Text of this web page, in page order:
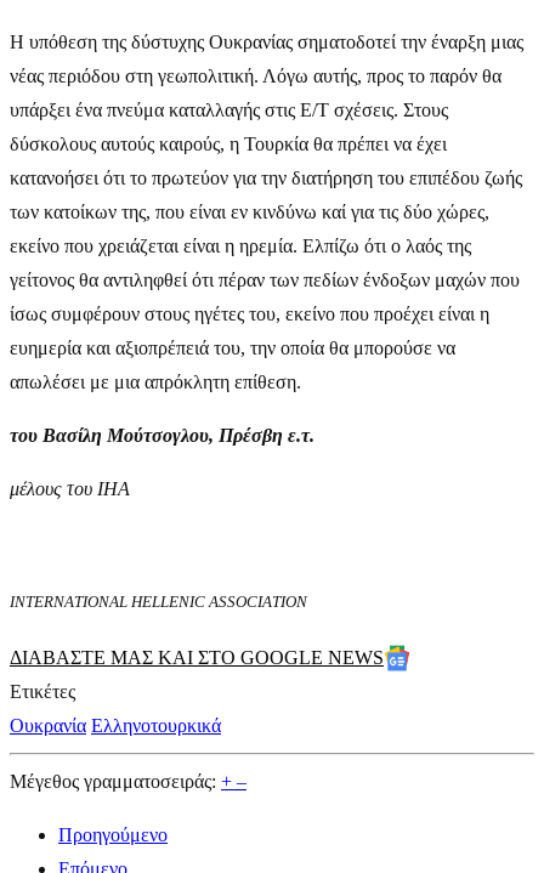
Η υπόθεση της δύστυχης Ουκρανίας σηματοδοτεί την έναρξη μιας
νέας περιόδου στη γεωπολιτική. Λόγω αυτής, προς το παρόν θα
υπάρξει ένα πνεύμα καταλλαγής στις Ε/Τ σχέσεις. Στους
δύσκολους αυτούς καιρούς, η Τουρκία θα πρέπει να έχει
κατανοήσει ότι το πρωτεύον για την διατήρηση του επιπέδου ζωής
των κατοίκων της, που είναι εν κινδύνω καί για τις δύο χώρες,
εκείνο που χρειάζεται είναι η ηρεμία. Ελπίζω ότι ο λαός της
γείτονος θα αντιληφθεί ότι πέραν των πεδίων ένδοξων μαχών που
ίσως συμφέρουν στους ηγέτες του, εκείνο που προέχει είναι η
ευημερία και αξιοπρέπειά του, την οποία θα μπορούσε να
απωλέσει με μια απρόκλητη επίθεση.
του Βασίλη Μούτσογλου, Πρέσβη ε.τ.
μέλους του ΙΗΑ
INTERNATIONAL HELLENIC ASSOCIATION
ΔΙΑΒΑΣΤΕ ΜΑΣ ΚΑΙ ΣΤΟ GOOGLE NEWS
Ετικέτες
Ουκρανία Ελληνοτουρκικά
Μέγεθος γραμματοσειράς: + –
Προηγούμενο
Επόμενο